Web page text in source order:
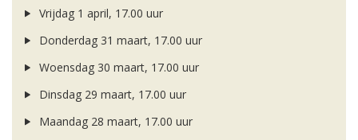
Vrijdag 1 april, 17.00 uur
Donderdag 31 maart, 17.00 uur
Woensdag 30 maart, 17.00 uur
Dinsdag 29 maart, 17.00 uur
Maandag 28 maart, 17.00 uur